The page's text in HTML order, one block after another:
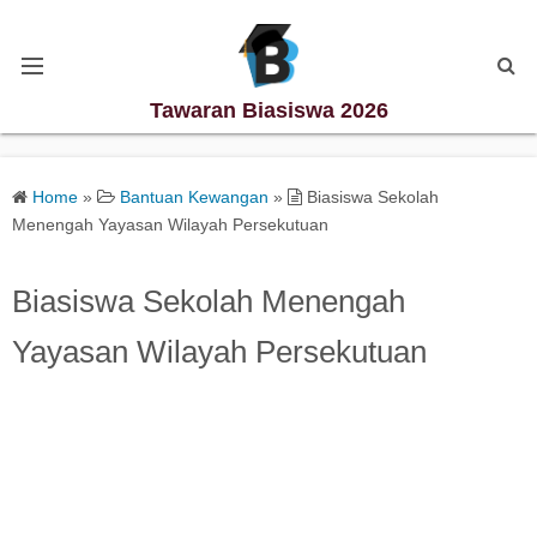
Tawaran Biasiswa 2026
Biasiswa Degree
Biasiswa Diploma
Biasiswa Master
Home » Bantuan Kewangan »
Biasiswa Sekolah
Menengah Yayasan Wilayah Persekutuan
Biasiswa Sekolah Menengah
Yayasan Wilayah Persekutuan